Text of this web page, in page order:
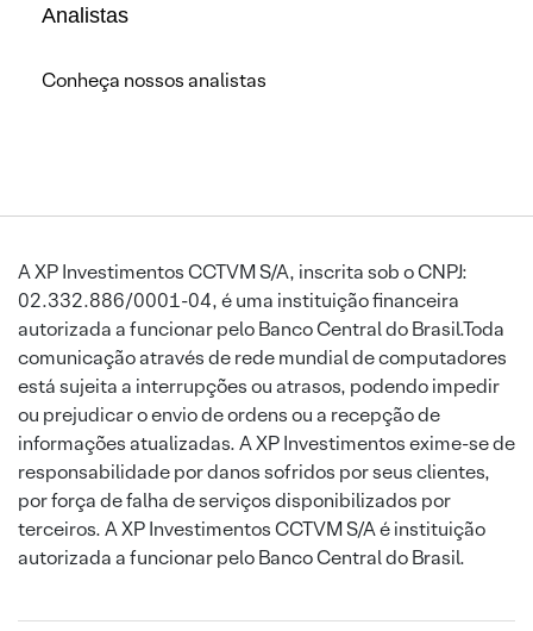
Analistas
Conheça nossos analistas
A XP Investimentos CCTVM S/A, inscrita sob o CNPJ:
02.332.886/0001-04, é uma instituição financeira
autorizada a funcionar pelo Banco Central do Brasil.Toda
comunicação através de rede mundial de computadores
está sujeita a interrupções ou atrasos, podendo impedir
ou prejudicar o envio de ordens ou a recepção de
informações atualizadas. A XP Investimentos exime-se de
responsabilidade por danos sofridos por seus clientes,
por força de falha de serviços disponibilizados por
terceiros. A XP Investimentos CCTVM S/A é instituição
autorizada a funcionar pelo Banco Central do Brasil.